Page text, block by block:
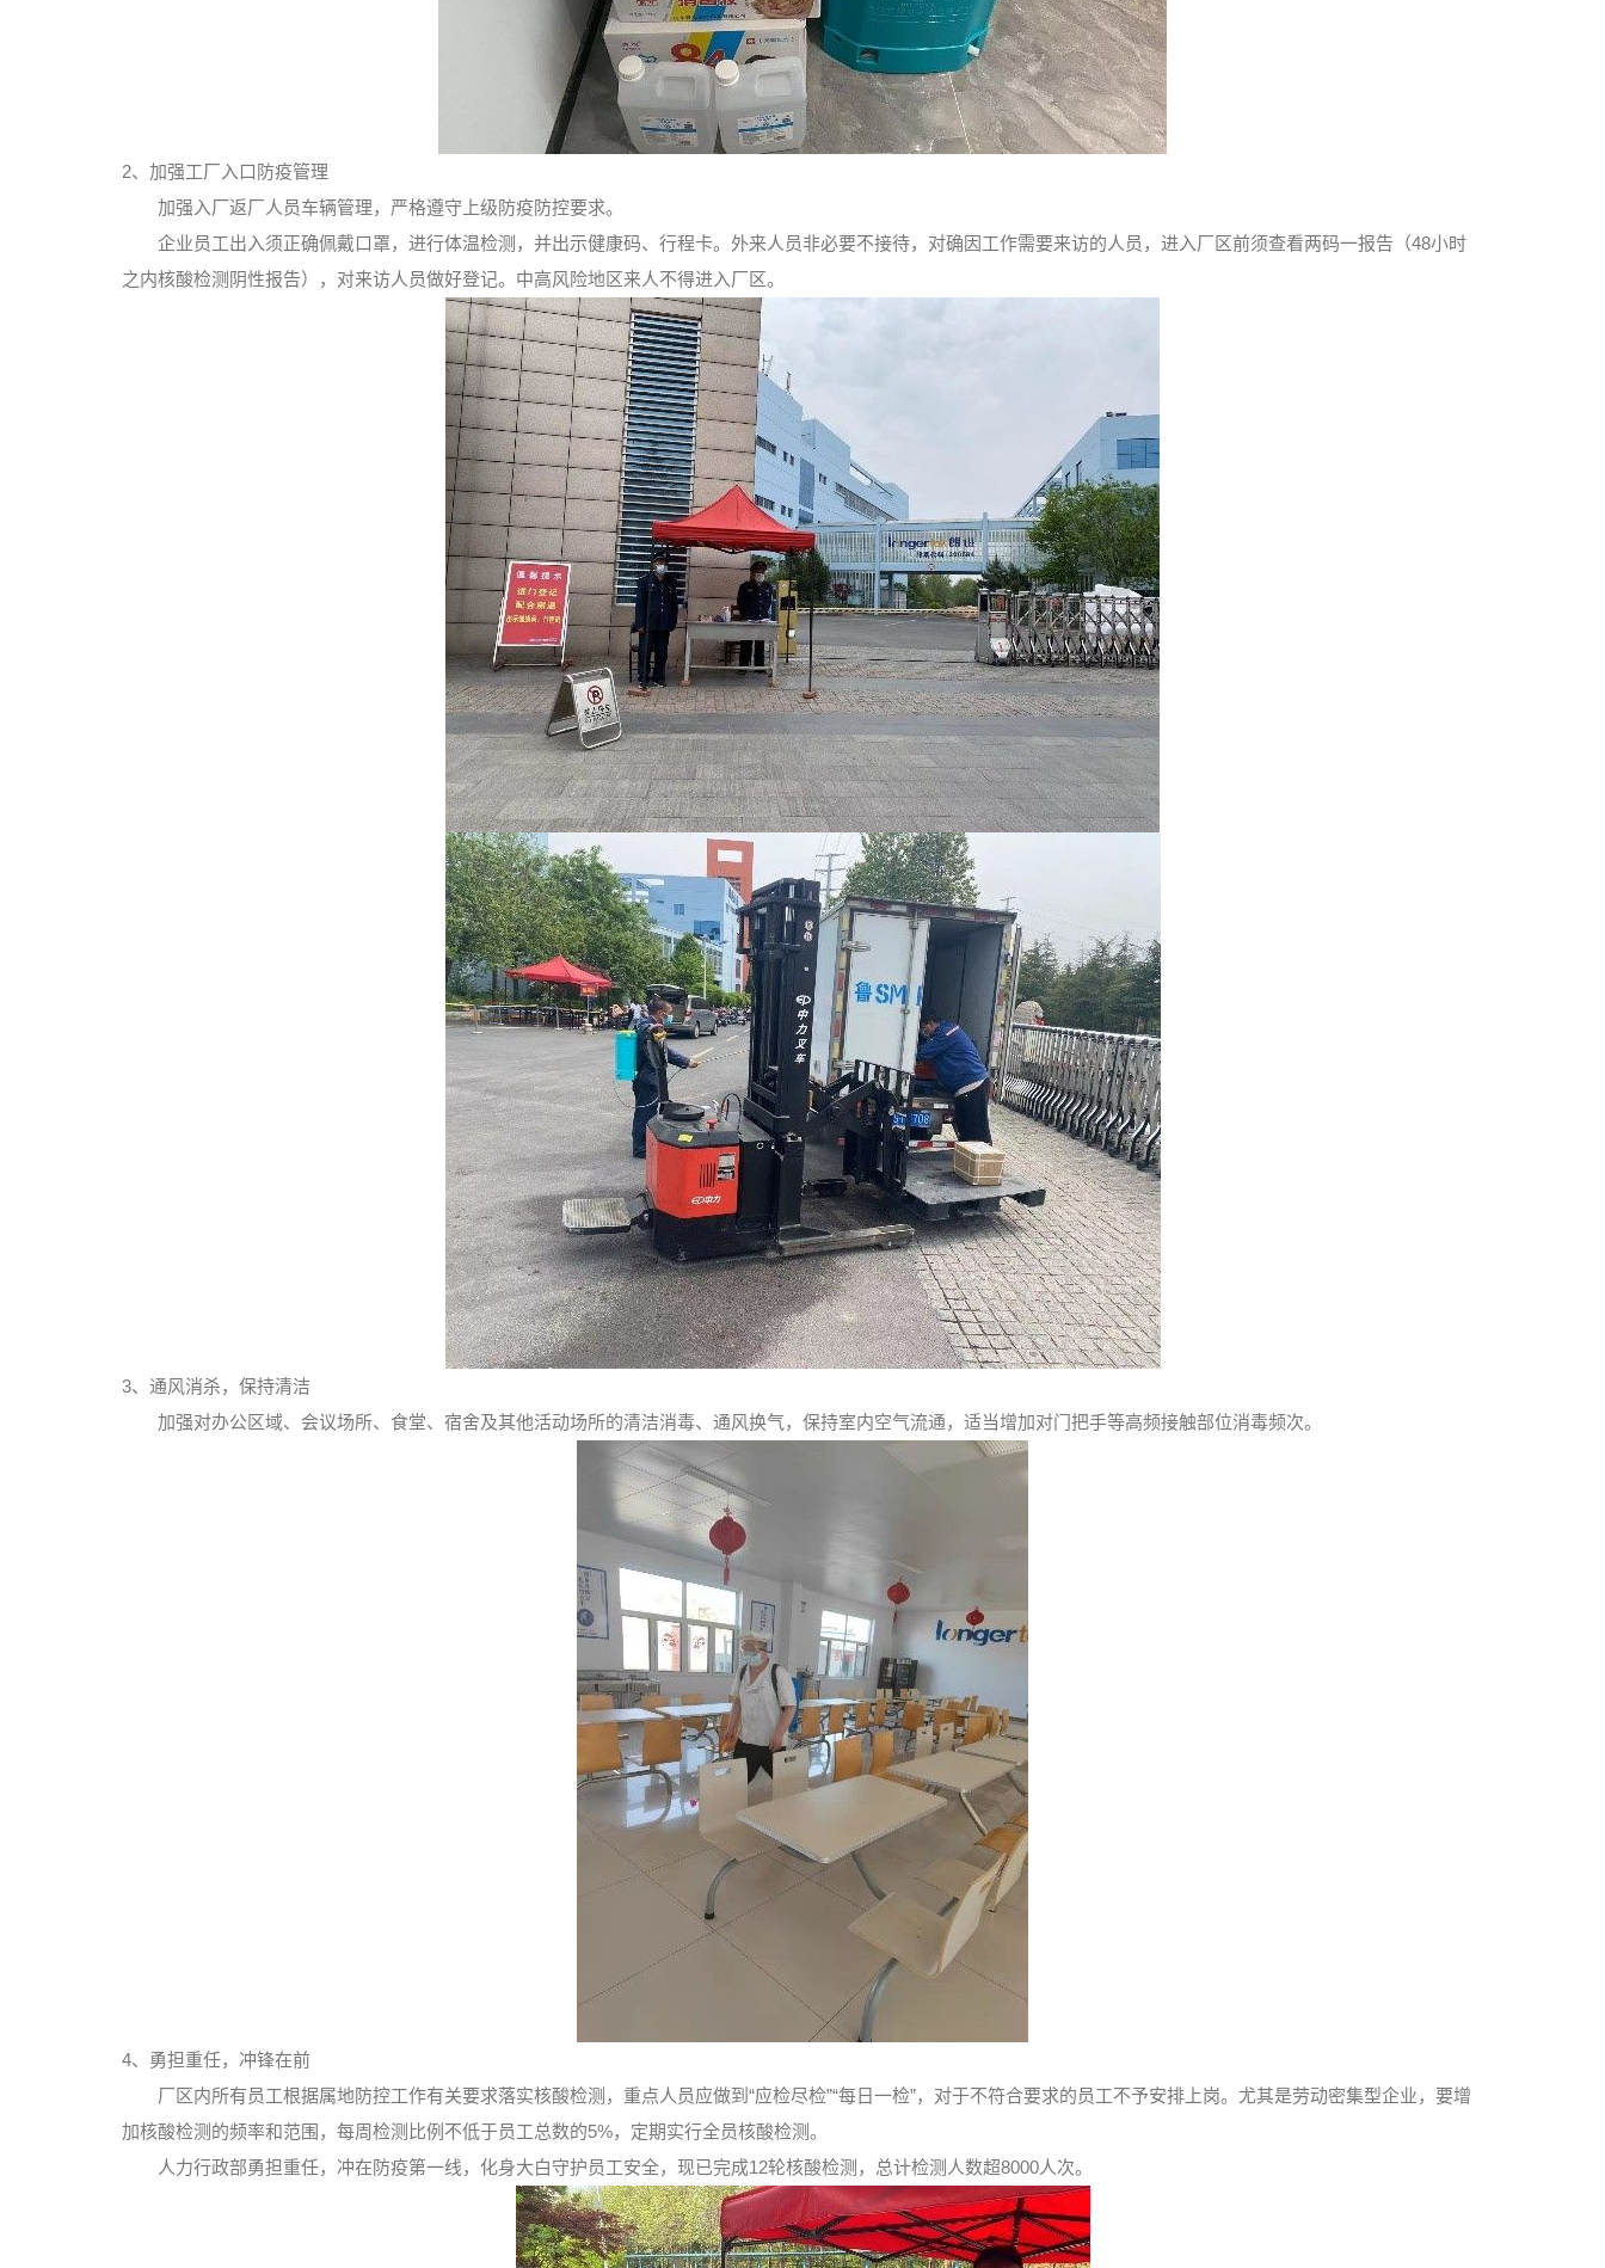
2、加强工厂入口防疫管理
加强入厂返厂人员车辆管理，严格遵守上级防疫防控要求。
企业员工出入须正确佩戴口罩，进行体温检测，并出示健康码、行程卡。外来人员非必要不接待，对确因工作需要来访的人员，进入厂区前须查看两码一报告（48小时
之内核酸检测阴性报告），对来访人员做好登记。中高风险地区来人不得进入厂区。
3、通风消杀，保持清洁
加强对办公区域、会议场所、食堂、宿舍及其他活动场所的清洁消毒、通风换气，保持室内空气流通，适当增加对门把手等高频接触部位消毒频次。
4、勇担重任，冲锋在前
厂区内所有员工根据属地防控工作有关要求落实核酸检测，重点人员应做到“应检尽检”“每日一检”，对于不符合要求的员工不予安排上岗。尤其是劳动密集型企业，要增
加核酸检测的频率和范围，每周检测比例不低于员工总数的5%，定期实行全员核酸检测。
人力行政部勇担重任，冲在防疫第一线，化身大白守护员工安全，现已完成12轮核酸检测，总计检测人数超8000人次。